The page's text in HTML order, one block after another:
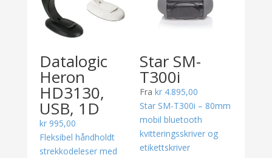
Datalogic
Heron
HD3130,
USB, 1D
kr995,00
Fleksibel håndholdt
strekkodeleser med
Star SM-
T300i
Frakr 4.895,00
Star SM-T300i – 80mm
mobil bluetooth
kvitteringsskriver og
etikettskriver